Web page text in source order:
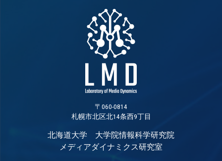
〒060-0814
札幌市北区北14条西9丁目
北海道大学 大学院情報科学研究院
メディアダイナミクス研究室